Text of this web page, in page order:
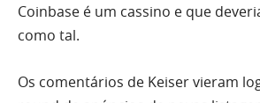
Coinbase é um cassino e que
como tal.
Os comentários de Keiser vieram